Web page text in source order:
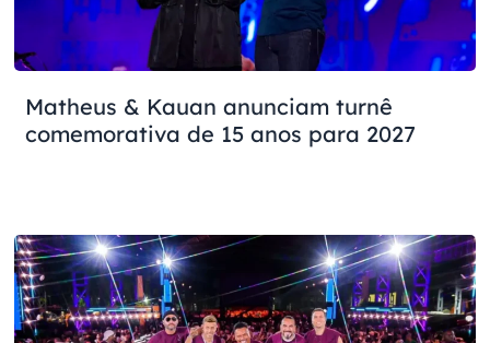
Matheus & Kauan anunciam turnê
comemorativa de 15 anos para 2027